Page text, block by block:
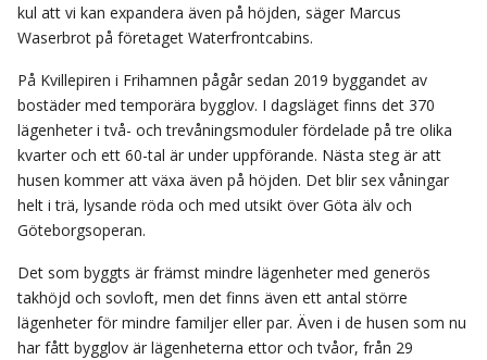
kul att vi kan expandera även på höjden, säger Marcus
Waserbrot på företaget Waterfrontcabins.
På Kvillepiren i Frihamnen pågår sedan 2019 byggandet av
bostäder med temporära bygglov. I dagsläget finns det 370
lägenheter i två- och trevåningsmoduler fördelade på tre olika
kvarter och ett 60-tal är under uppförande. Nästa steg är att
husen kommer att växa även på höjden. Det blir sex våningar
helt i trä, lysande röda och med utsikt över Göta älv och
Göteborgsoperan.
Det som byggts är främst mindre lägenheter med generös
takhöjd och sovloft, men det finns även ett antal större
lägenheter för mindre familjer eller par. Även i de husen som nu
har fått bygglov är lägenheterna ettor och tvåor, från 29